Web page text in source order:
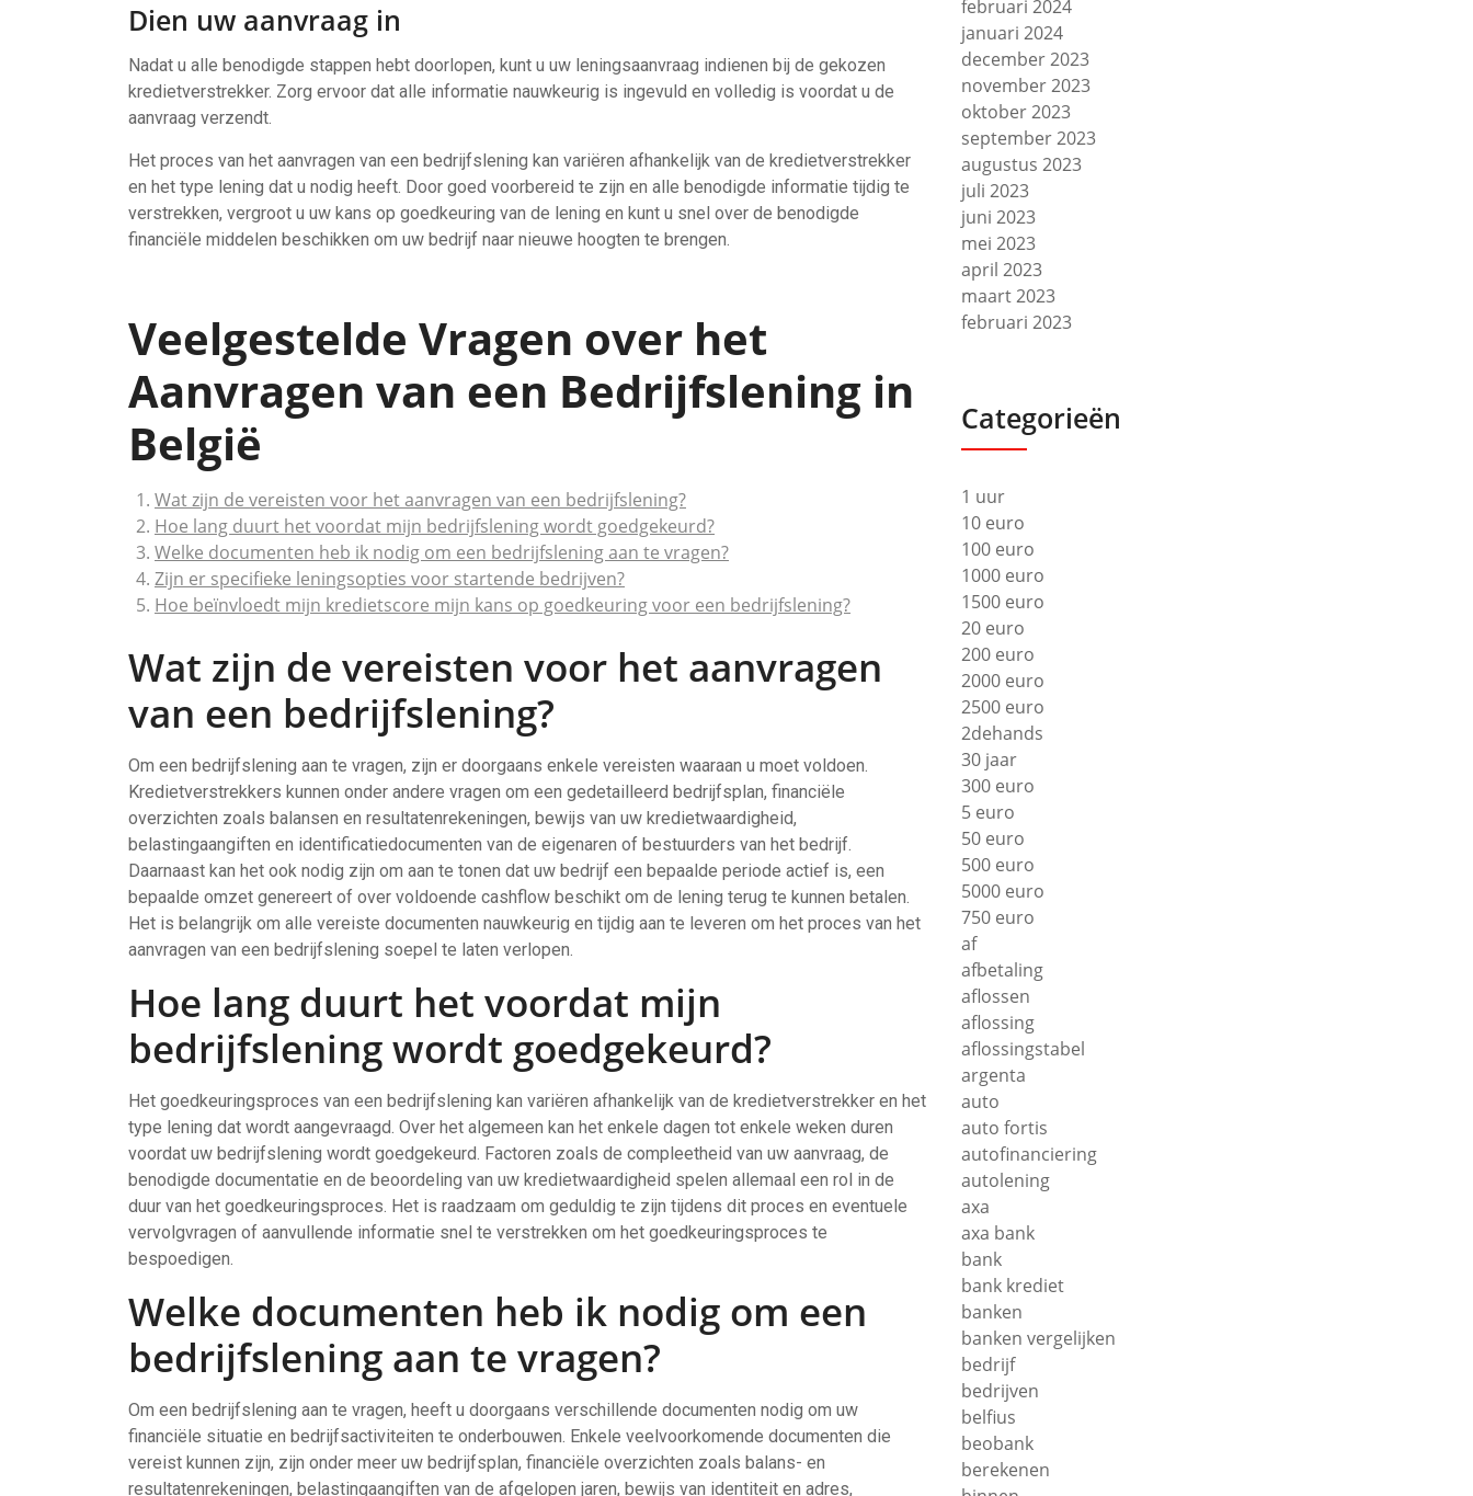
Dien uw aanvraag in
Nadat u alle benodigde stappen hebt doorlopen, kunt u uw leningsaanvraag indienen bij de gekozen
kredietverstrekker. Zorg ervoor dat alle informatie nauwkeurig is ingevuld en volledig is voordat u de
aanvraag verzendt.
Het proces van het aanvragen van een bedrijfslening kan variëren afhankelijk van de kredietverstrekker
en het type lening dat u nodig heeft. Door goed voorbereid te zijn en alle benodigde informatie tijdig te
verstrekken, vergroot u uw kans op goedkeuring van de lening en kunt u snel over de benodigde
financiële middelen beschikken om uw bedrijf naar nieuwe hoogten te brengen.
Veelgestelde Vragen over het
Aanvragen van een Bedrijfslening in
België
Wat zijn de vereisten voor het aanvragen van een bedrijfslening?
Hoe lang duurt het voordat mijn bedrijfslening wordt goedgekeurd?
Welke documenten heb ik nodig om een bedrijfslening aan te vragen?
Zijn er specifieke leningsopties voor startende bedrijven?
Hoe beïnvloedt mijn kredietscore mijn kans op goedkeuring voor een bedrijfslening?
Wat zijn de vereisten voor het aanvragen
van een bedrijfslening?
Om een bedrijfslening aan te vragen, zijn er doorgaans enkele vereisten waaraan u moet voldoen.
Kredietverstrekkers kunnen onder andere vragen om een gedetailleerd bedrijfsplan, financiële
overzichten zoals balansen en resultatenrekeningen, bewijs van uw kredietwaardigheid,
belastingaangiften en identificatiedocumenten van de eigenaren of bestuurders van het bedrijf.
Daarnaast kan het ook nodig zijn om aan te tonen dat uw bedrijf een bepaalde periode actief is, een
bepaalde omzet genereert of over voldoende cashflow beschikt om de lening terug te kunnen betalen.
Het is belangrijk om alle vereiste documenten nauwkeurig en tijdig aan te leveren om het proces van het
aanvragen van een bedrijfslening soepel te laten verlopen.
Hoe lang duurt het voordat mijn
bedrijfslening wordt goedgekeurd?
Het goedkeuringsproces van een bedrijfslening kan variëren afhankelijk van de kredietverstrekker en het
type lening dat wordt aangevraagd. Over het algemeen kan het enkele dagen tot enkele weken duren
voordat uw bedrijfslening wordt goedgekeurd. Factoren zoals de compleetheid van uw aanvraag, de
benodigde documentatie en de beoordeling van uw kredietwaardigheid spelen allemaal een rol in de
duur van het goedkeuringsproces. Het is raadzaam om geduldig te zijn tijdens dit proces en eventuele
vervolgvragen of aanvullende informatie snel te verstrekken om het goedkeuringsproces te
bespoedigen.
Welke documenten heb ik nodig om een
bedrijfslening aan te vragen?
Om een bedrijfslening aan te vragen, heeft u doorgaans verschillende documenten nodig om uw
financiële situatie en bedrijfsactiviteiten te onderbouwen. Enkele veelvoorkomende documenten die
vereist kunnen zijn, zijn onder meer uw bedrijfsplan, financiële overzichten zoals balans- en
resultatenrekeningen, belastingaangiften van de afgelopen jaren, bewijs van identiteit en adres,
februari 2024
januari 2024
december 2023
november 2023
oktober 2023
september 2023
augustus 2023
juli 2023
juni 2023
mei 2023
april 2023
maart 2023
februari 2023
Categorieën
1 uur
10 euro
100 euro
1000 euro
1500 euro
20 euro
200 euro
2000 euro
2500 euro
2dehands
30 jaar
300 euro
5 euro
50 euro
500 euro
5000 euro
750 euro
af
afbetaling
aflossen
aflossing
aflossingstabel
argenta
auto
auto fortis
autofinanciering
autolening
axa
axa bank
bank
bank krediet
banken
banken vergelijken
bedrijf
bedrijven
belfius
beobank
berekenen